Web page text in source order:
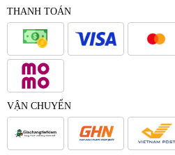
THANH TOÁN
VẬN CHUYỂN